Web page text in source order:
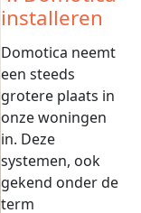
installeren
Domotica neemt
een steeds
grotere plaats in
onze woningen
in. Deze
systemen, ook
gekend onder de
term